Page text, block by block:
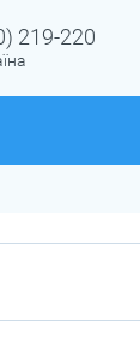
219-220